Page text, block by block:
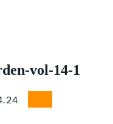
vol-14-1